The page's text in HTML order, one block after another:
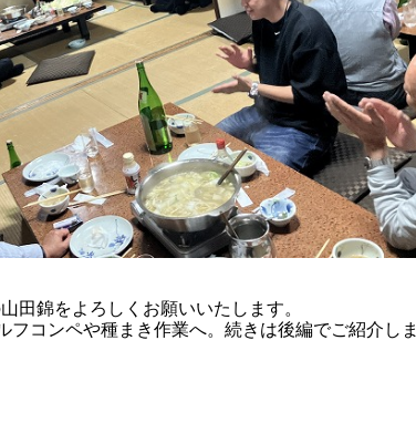
田錦をよろしくお願いいたします。
フコンペや種まき作業へ。続きは後編でご紹介しま